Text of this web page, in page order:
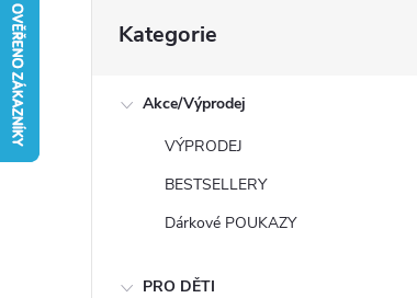
kategorie
Kategorie
Akce/Výprodej
VÝPRODEJ
BESTSELLERY
Dárkové POUKAZY
PRO DĚTI